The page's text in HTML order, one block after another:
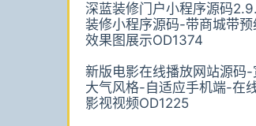
深蓝装修门户小程序源码
装修小程序源码-带商城带预
效果图展示OD1374
新版电影在线播放网站源码-
大气风格-自适应手机端-在
影视视频OD1225